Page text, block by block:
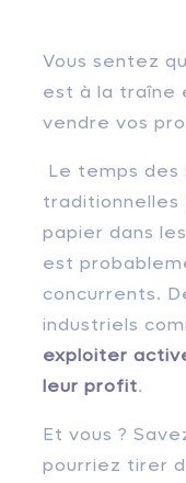
Vous sentez
est à la traîne
vendre vos
Le temps
papier dans
est
concurrents.
industriels
exploiter
leur profit.
Et vous ?
pourriez tirer